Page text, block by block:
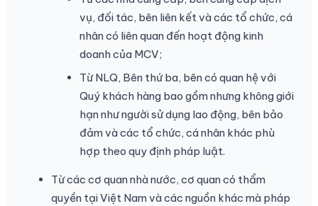
vụ, đối tác, bên liên kết và các tổ chức, cá
nhân có liên quan đến hoạt động kinh
doanh của MCV;
Từ NLQ, Bên thứ ba, bên có quan hệ với
Quý khách hàng bao gồm nhưng không giới
hạn như người sử dụng lao động, bên bảo
đảm và các tổ chức, cá nhân khác phù
hợp theo quy định pháp luật.
Từ các cơ quan nhà nước, cơ quan có thẩm
quyền tại Việt Nam và các nguồn khác mà pháp